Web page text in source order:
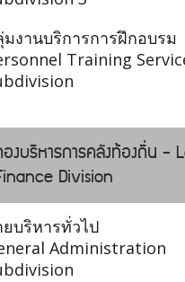
มงานบริการการฝึกอบรม
Training
งบริหารการคลังท้องถิ่น -
Division
ยบริหารทั่วไป
Administration